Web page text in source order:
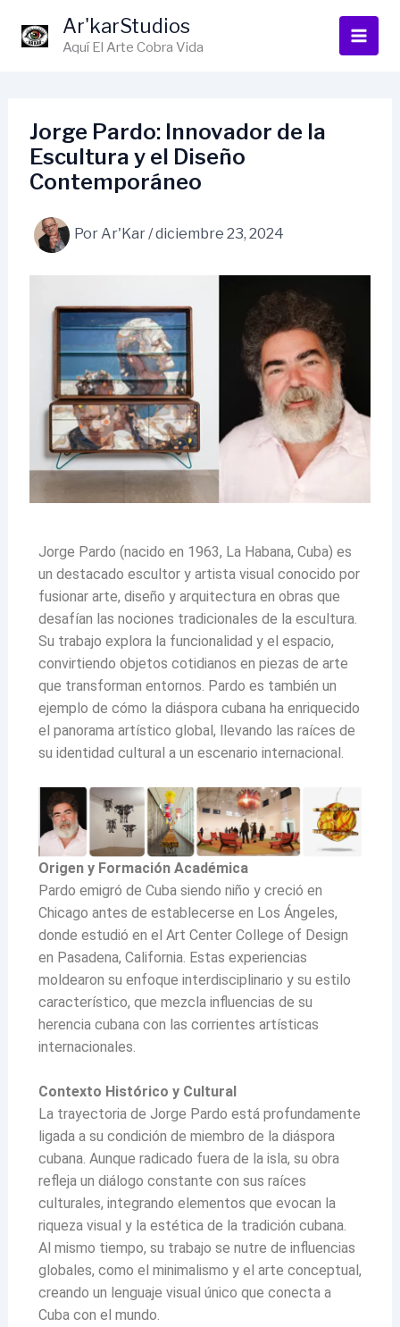
contenido
Ar'karStudios
Aquí El Arte Cobra Vida
Jorge Pardo: Innovador de la
Escultura y el Diseño
Contemporáneo
PorAr'Kar/diciembre 23, 2024
Jorge Pardo (nacido en 1963, La Habana, Cuba) es
un destacado escultor y artista visual conocido por
fusionar arte, diseño y arquitectura en obras que
desafían las nociones tradicionales de la escultura.
Su trabajo explora la funcionalidad y el espacio,
convirtiendo objetos cotidianos en piezas de arte
que transforman entornos. Pardo es también un
ejemplo de cómo la diáspora cubana ha enriquecido
el panorama artístico global, llevando las raíces de
su identidad cultural a un escenario internacional.
Origen y Formación Académica
Pardo emigró de Cuba siendo niño y creció en
Chicago antes de establecerse en Los Ángeles,
donde estudió en el Art Center College of Design
en Pasadena, California. Estas experiencias
moldearon su enfoque interdisciplinario y su estilo
característico, que mezcla influencias de su
herencia cubana con las corrientes artísticas
internacionales.
Contexto Histórico y Cultural
La trayectoria de Jorge Pardo está profundamente
ligada a su condición de miembro de la diáspora
cubana. Aunque radicado fuera de la isla, su obra
refleja un diálogo constante con sus raíces
culturales, integrando elementos que evocan la
riqueza visual y la estética de la tradición cubana.
Al mismo tiempo, su trabajo se nutre de influencias
globales, como el minimalismo y el arte conceptual,
creando un lenguaje visual único que conecta a
Cuba con el mundo.